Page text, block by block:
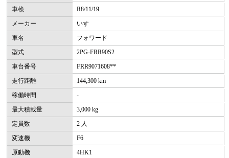
車検
R8/11/19
メーカー
いすゞ
車名
フォワード
型式
2PG-FRR90S2
車台番号
FRR9071608**
走行距離
144,300 km
稼働時間
-
最大積載量
3,000 kg
定員数
2 人
変速機
F6
原動機
4HK1